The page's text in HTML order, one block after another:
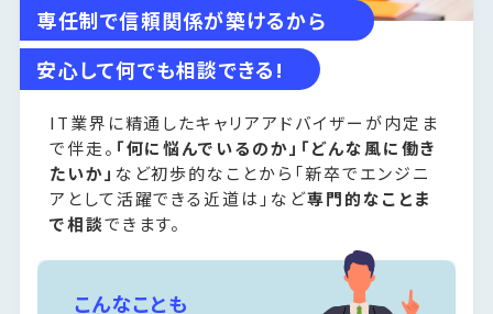
専任制で信頼関係が築けるから
安心して何でも相談できる!
IT業界に精通したキャリアアドバイザーが内定ま
で伴走。 「何に悩んでいるのか」「どんな風に働き
たいか」 など初歩的なことから「新卒でエンジニ
アとして活躍できる近道は」など専門的なことま
で相談できます。
こんなことも